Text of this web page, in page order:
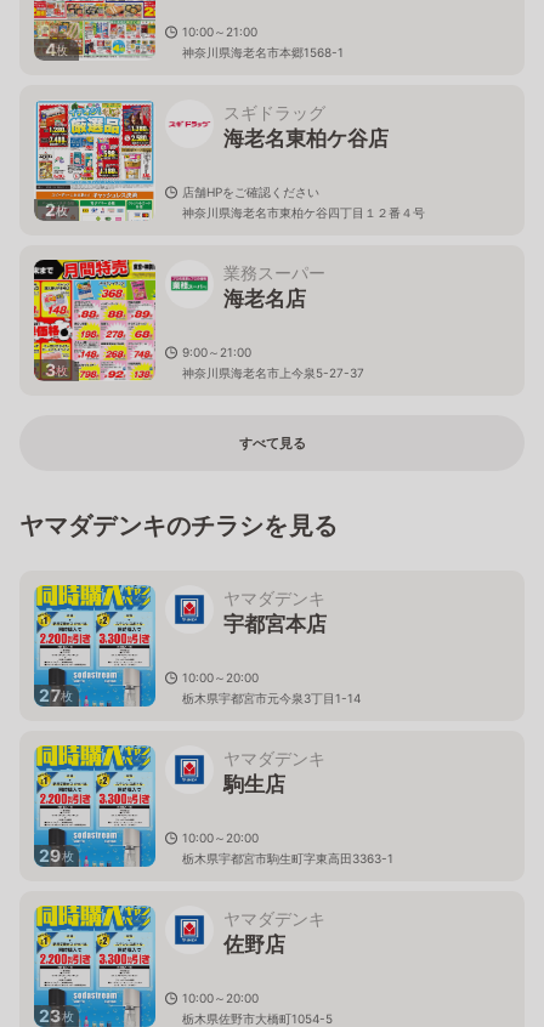
4枚
10:00～21:00
神奈川県海老名市本郷1568-1
2枚
スギドラッグ
海老名東柏ケ谷店
店舗HPをご確認ください
神奈川県海老名市東柏ケ谷四丁目１２番４号
3枚
業務スーパー
海老名店
9:00～21:00
神奈川県海老名市上今泉5-27-37
すべて見る
ヤマダデンキのチラシを見る
27枚
ヤマダデンキ
宇都宮本店
10:00～20:00
栃木県宇都宮市元今泉3丁目1-14
29枚
ヤマダデンキ
駒生店
10:00～20:00
栃木県宇都宮市駒生町字東高田3363-1
23枚
ヤマダデンキ
佐野店
10:00～20:00
栃木県佐野市大橋町1054-5